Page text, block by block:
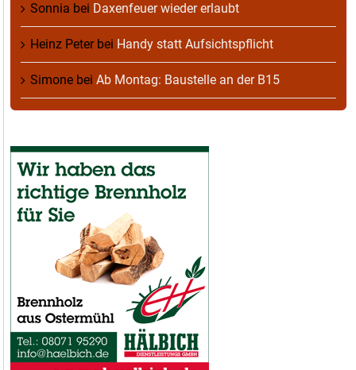
Sonnia bei Daxenfeuer wieder erlaubt
Heinz Peterbei Handy statt Aufsichtspflicht
Simone bei Ab Montag: Baustelle an der B15